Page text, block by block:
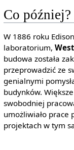
Co później?
W 1886 roku
laboratorium,
budowa została
przeprowadzić ze
genialnymi
budynków.
swobodniej
umożliwiało prace
projektach w tym